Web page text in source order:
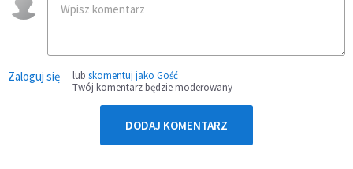
Zaloguj się lub skomentuj jako Gość
Twój komentarz będzie moderowany
DODAJ KOMENTARZ